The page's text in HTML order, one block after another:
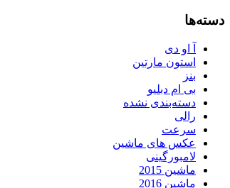
دسته‌ها
آ او دی
استون مارتین
بنز
بی ام دبلیو
دسته‌بندی نشده
رالی
سرعت
عکس های ماشین
لامبورگینی
ماشین 2015
ماشین 2016